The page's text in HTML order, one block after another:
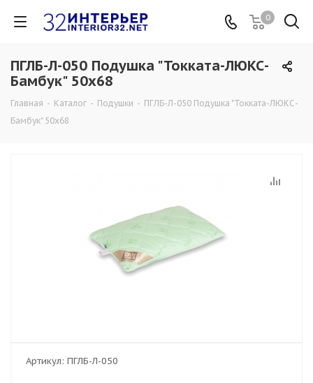
0
ПГЛБ-Л-050 Подушка "Токката-ЛЮКС-
Бамбук" 50х68
Главная - Каталог - Подушки - ПГЛБ-Л-050 Подушка "Токката-ЛЮКС-
Бамбук" 50х68
Артикул: ПГЛБ-Л-050